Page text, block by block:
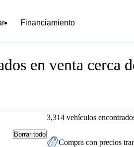
Financiamiento
en venta cerca
Borrar todo
3,314 vehículos
Compra con precios